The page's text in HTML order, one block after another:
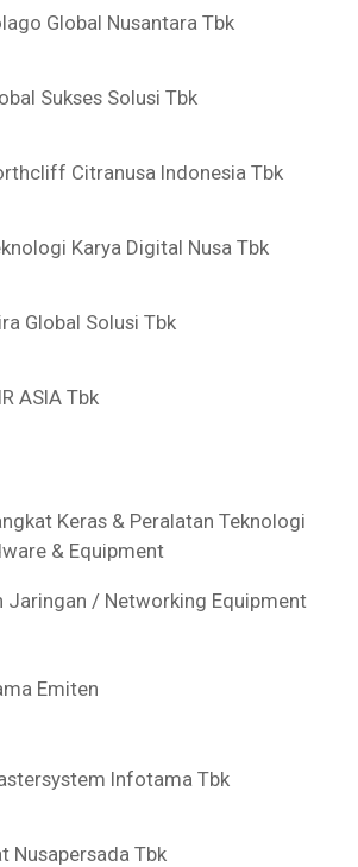
Global Nusantara Tbk
Sukses Solusi Tbk
Citranusa Indonesia Tbk
Karya Digital Nusa Tbk
Global Solusi Tbk
ASIA Tbk
Keras & Peralatan Teknologi
& Equipment
/ Networking Equipment
Emiten
Infotama Tbk
Nusapersada Tbk